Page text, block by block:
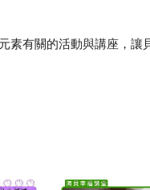
素有關的活動與講座，讓